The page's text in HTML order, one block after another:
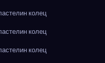
колец
колец
колец